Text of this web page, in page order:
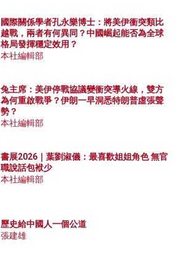
國際關係學者孔永樂博士：將美伊衝突類比
越戰，兩者有何異同？中國崛起能否為全球
格局發揮穩定效用？
本社編輯部
兔主席：美伊停戰協議變衝突導火線，雙方
為何重啟戰爭？伊朗一早洞悉特朗普虛張聲
勢？
本社編輯部
書展2026｜葉劉淑儀：最喜歡姐姐角色 無官
職說話包袱少
本社編輯部
歷史給中國人一個公道
張建雄